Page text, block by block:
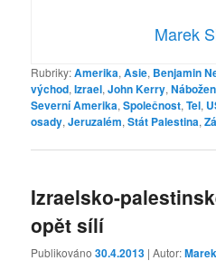
Marek
Rubriky:Amerika,Asie, Benjamin
východ,Izrael,John Kerry,
Severní Amerika,Společnost,Tel,
osady,Jeruzalém,Stát Palestina,
Izraelsko-
opět sílí
Publikováno30.4.2013 | Autor: